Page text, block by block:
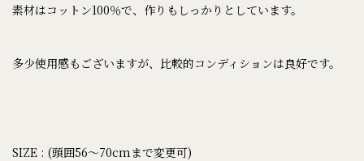
素材はコットン100％で、作りもしっかりとしています。
多少使用感もございますが、比較的コンディションは良好です。
SIZE : (頭囲56〜70cmまで変更可)